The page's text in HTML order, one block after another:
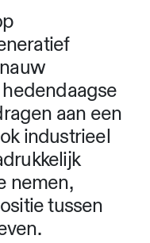
aan een
industrieel
nemen,
tussen